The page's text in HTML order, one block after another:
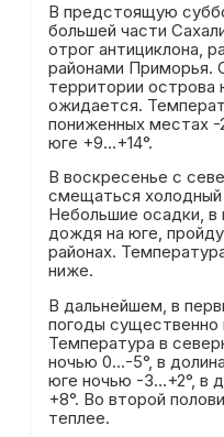
В предстоящую
большей части
отрог антициклона,
районами Приморья.
территории острова
ожидается.
пониженных местах
юге +9…+14°.
В воскресенье с
смещаться
Небольшие осадки, в
дождя на юге,
районах.
ниже.
В дальнейшем, в
погоды существенно
Температура в
ночью 0…-5°, в
юге ночью -3…+2°, в
+8°. Во второй
теплее.